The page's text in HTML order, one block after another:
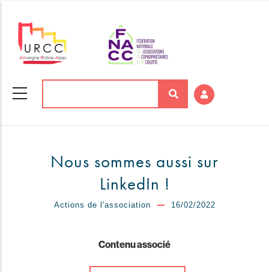
contenu
principal
Nous sommes aussi sur
LinkedIn !
Actions de l'association 16/02/2022
Contenu associé